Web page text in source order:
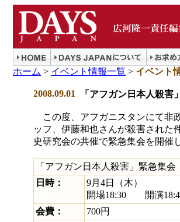
ホーム > イベント情報一覧 > イベント
2008.09.01 「アフガン日本人殺害
この度、アフガニスタンにて非
ッフ、伊藤和也さんが殺害された
史研究会の共催で緊急集会を開催
「アフガン日本人殺害」緊急集会
日時：
9月4日（木）
開場18:30 開演
会費：
700円